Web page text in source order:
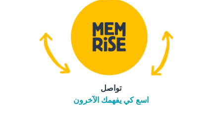
تواصل
اسع كي يفهمك الآخرون